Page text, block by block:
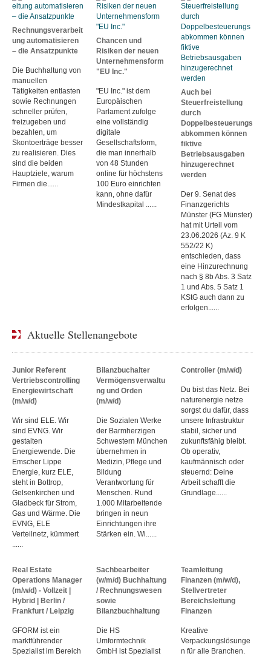
Rechnungsverarbeit
ung automatisieren
– die Ansatzpunkte
Die Buchhaltung von
manuellen
Tätigkeiten entlasten
sowie Rechnungen
schneller prüfen,
freizugeben und
bezahlen, um
Skontoerträge besser
zu realisieren. Dies
sind die beiden
Hauptziele, warum
Firmen die......
Chancen und
Risiken der neuen
Unternehmensform
"EU Inc."
"EU Inc." ist dem
Europäischen
Parlament zufolge
eine vollständig
digitale
Gesellschaftsform,
die man innerhalb
von 48 Stunden
online für höchstens
100 Euro einrichten
kann, ohne dafür
Mindestkapital ......
Auch bei
Steuerfreistellung
durch
Doppelbesteuerungs
abkommen können
fiktive
Betriebsausgaben
hinzugerechnet
werden
Der 9. Senat des
Finanzgerichts
Münster (FG Münster)
hat mit Urteil vom
23.06.2026 (Az. 9 K
552/22 K)
entschieden, dass
eine Hinzurechnung
nach § 8b Abs. 3 Satz
1 und Abs. 5 Satz 1
KStG auch dann zu
erfolgen......
Aktuelle Stellenangebote
Junior Referent
Vertriebscontrolling
Energiewirtschaft
(m/w/d)
Wir sind ELE. Wir
sind EVNG. Wir
gestalten
Energiewende. Die
Emscher Lippe
Energie, kurz ELE,
steht in Bottrop,
Gelsenkirchen und
Gladbeck für Strom,
Gas und Wärme. Die
EVNG, ELE
Verteilnetz, kümmert
Bilanzbuchalter
Vermögensverwaltu
ng und Orden
(m/w/d)
Die Sozialen Werke
der Barmherzigen
Schwestern München
übernehmen in
Medizin, Pflege und
Bildung
Verantwortung für
Menschen. Rund
1.000 Mitarbeitende
bringen in neun
Einrichtungen ihre
Stärken ein. Wi......
Controller (m/w/d)
Du bist das Netz. Bei
naturenergie netze
sorgst du dafür, dass
unsere Infrastruktur
stabil, sicher und
zukunftsfähig bleibt.
Ob operativ,
kaufmännisch oder
steuernd: Deine
Arbeit schafft die
Grundlage......
Real Estate
Operations Manager
(m/w/d) - Vollzeit |
Hybrid | Berlin /
Frankfurt / Leipzig
GFORM ist ein
marktführender
Spezialist im Bereich
Sachbearbeiter
(w/m/d) Buchhaltung
/ Rechnungswesen
sowie
Bilanzbuchhaltung
Die HS
Umformtechnik
GmbH ist Spezialist
Teamleitung
Finanzen (m/w/d),
Stellvertreter
Bereichsleitung
Finanzen
Kreative
Verpackungslösunge
n für alle Branchen.